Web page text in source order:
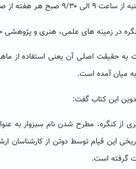
پخش نماید.
در زمینه های علمی، هنری و پژوهشی
حقیقت اصلی آن یعنی استفاده از
میان آمده است.
این کتاب گفت:
از کنگره، مطرح شدن نام سبزوار به
این قیام توسط دوتن از کارشناسان
گرفته است.